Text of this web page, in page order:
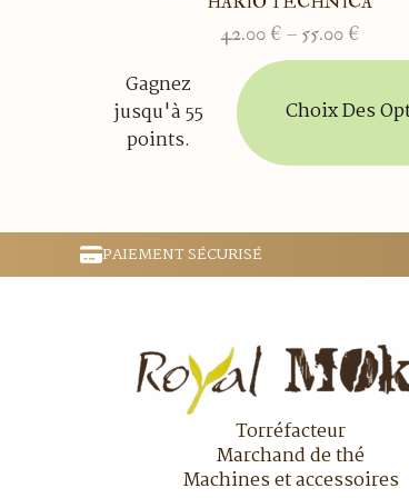
42.00 € – 55.00 €
Plage
de
42.00 €
55.00 €
Gagnez
jusqu'à 55
points.
Choix Des
produit
plusieurs
peuvent
êtrePAIEMENT SÉCURISÉ
Torréfacteur
Marchand de thé
Machines et accessoires